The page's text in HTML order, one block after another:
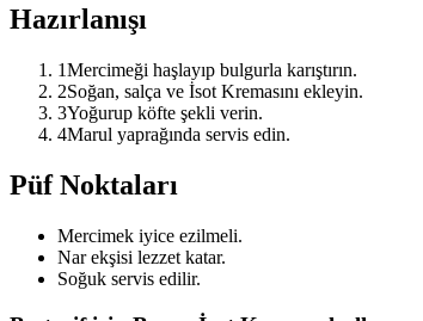
Hazırlanışı
1Mercimeği haşlayıp bulgurla karıştırın.
2Soğan, salça ve İsot Kremasını ekleyin.
3Yoğurup köfte şekli verin.
4Marul yaprağında servis edin.
Püf Noktaları
Mercimek iyice ezilmeli.
Nar ekşisi lezzet katar.
Soğuk servis edilir.